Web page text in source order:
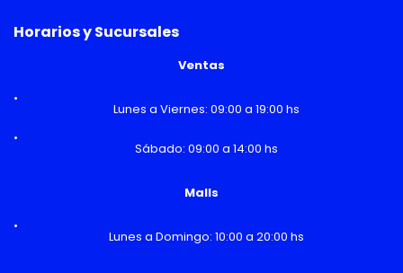
Horarios y Sucursales
Ventas
Lunes a Viernes: 09:00 a 19:00 hs
Sábado: 09:00 a 14:00 hs
Malls
Lunes a Domingo: 10:00 a 20:00 hs